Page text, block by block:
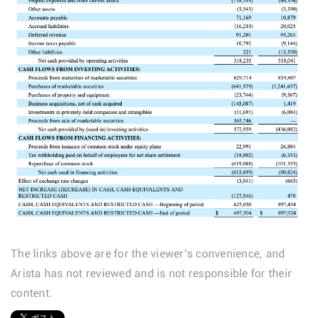
The links above are for the viewer’s convenience, and
Arista has not reviewed and is not responsible for their
content.